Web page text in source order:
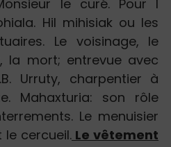
le curé. Pour l
Hil mihisiak ou les
Le voisinage, le
la mort; entrevue avec
Urruty, charpentier à
Mahaxturia: son rôle
Le menuisier
le cercueil. Le vêtement